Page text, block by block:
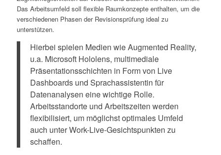
Das Arbeitsumfeld soll flexible Raumkonzepte enthalten, um die
verschiedenen Phasen der Revisionsprüfung ideal zu
unterstützen.
Hierbei spielen Medien wie Augmented Reality,
u.a. Microsoft Hololens, multimediale
Präsentationsschichten in Form von Live
Dashboards und Sprachassistentin für
Datenanalysen eine wichtige Rolle.
Arbeitsstandorte und Arbeitszeiten werden
flexibilisiert, um möglichst optimales Umfeld
auch unter Work-Live-Gesichtspunkten zu
schaffen.